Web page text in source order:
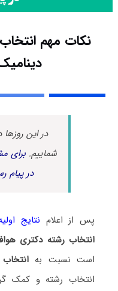
نکات مهم
در این روزها
شماییم.برای
در پیام
پس از اعلام نتایج اولیه
انتخاب رشته دکتری
است نسبت به
انتخاب رشته و کمک